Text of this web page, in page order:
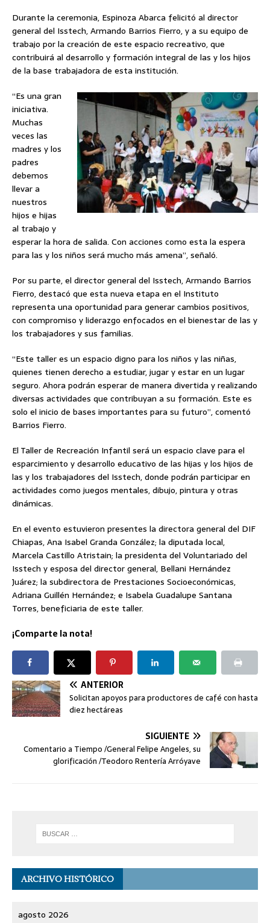
Durante la ceremonia, Espinoza Abarca felicitó al director
general del Isstech, Armando Barrios Fierro, y a su equipo de
trabajo por la creación de este espacio recreativo, que
contribuirá al desarrollo y formación integral de las y los hijos
de la base trabajadora de esta institución.
“Es una gran
iniciativa.
Muchas
veces las
madres y los
padres
debemos
llevar a
nuestros
hijos e hijas
al trabajo y
esperar la hora de salida. Con acciones como esta la espera
para las y los niños será mucho más amena”, señaló.
Por su parte, el director general del Isstech, Armando Barrios
Fierro, destacó que esta nueva etapa en el Instituto
representa una oportunidad para generar cambios positivos,
con compromiso y liderazgo enfocados en el bienestar de las y
los trabajadores y sus familias.
“Este taller es un espacio digno para los niños y las niñas,
quienes tienen derecho a estudiar, jugar y estar en un lugar
seguro. Ahora podrán esperar de manera divertida y realizando
diversas actividades que contribuyan a su formación. Este es
solo el inicio de bases importantes para su futuro”, comentó
Barrios Fierro.
El Taller de Recreación Infantil será un espacio clave para el
esparcimiento y desarrollo educativo de las hijas y los hijos de
las y los trabajadores del Isstech, donde podrán participar en
actividades como juegos mentales, dibujo, pintura y otras
dinámicas.
En el evento estuvieron presentes la directora general del DIF
Chiapas, Ana Isabel Granda González; la diputada local,
Marcela Castillo Atristain; la presidenta del Voluntariado del
Isstech y esposa del director general, Bellani Hernández
Juárez; la subdirectora de Prestaciones Socioeconómicas,
Adriana Guillén Hernández; e Isabela Guadalupe Santana
Torres, beneficiaria de este taller.
¡Comparte la nota!
ANTERIOR
Solicitan apoyos para productores de café con hasta
diez hectáreas
SIGUIENTE
Comentario a Tiempo /General Felipe Angeles, su
glorificación /Teodoro Rentería Arróyave
ARCHIVO HISTÓRICO
agosto 2026